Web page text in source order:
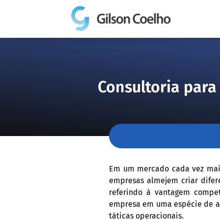
Consultoria
Em um mercado cada vez
empresas almejem criar
referindo à vantagem
empresa em uma espécie de
táticas operacionais.